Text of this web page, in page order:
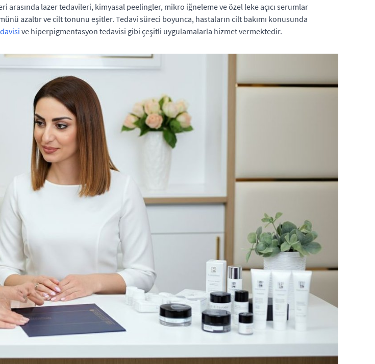
lazer tedavileri, kimyasal peelingler, mikro iğneleme ve özel leke açıcı serumlar
azaltır ve cilt tonunu eşitler. Tedavi süreci boyunca, hastaların cilt bakımı konusunda
ve hiperpigmentasyon tedavisi gibi çeşitli uygulamalarla hizmet vermektedir.